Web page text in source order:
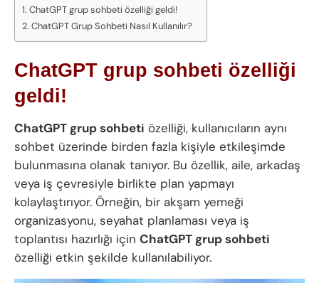
ChatGPT grup sohbeti özelliği geldi!
ChatGPT Grup Sohbeti Nasıl Kullanılır?
ChatGPT grup sohbeti özelliği
geldi!
ChatGPT grup sohbeti özelliği, kullanıcıların aynı
sohbet üzerinde birden fazla kişiyle etkileşimde
bulunmasına olanak tanıyor. Bu özellik, aile, arkadaş
veya iş çevresiyle birlikte plan yapmayı
kolaylaştırıyor. Örneğin, bir akşam yemeği
organizasyonu, seyahat planlaması veya iş
toplantısı hazırlığı için ChatGPT grup sohbeti
özelliği etkin şekilde kullanılabiliyor.